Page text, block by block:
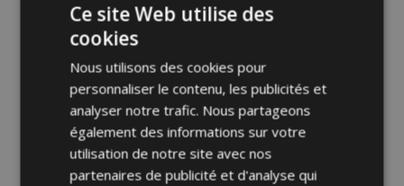
Ce site Web utilise des
cookies
Nous utilisons des cookies pour
personnaliser le contenu, les publicités et
analyser notre trafic. Nous partageons
également des informations sur votre
utilisation de notre site avec nos
partenaires de publicité et d'analyse qui